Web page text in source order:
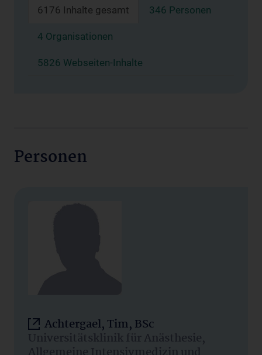
6176 Inhalte gesamt 346 Personen
4 Organisationen
5826 Webseiten-Inhalte
Personen
Achtergael, Tim, BSc
Universitätsklinik für Anästhesie,